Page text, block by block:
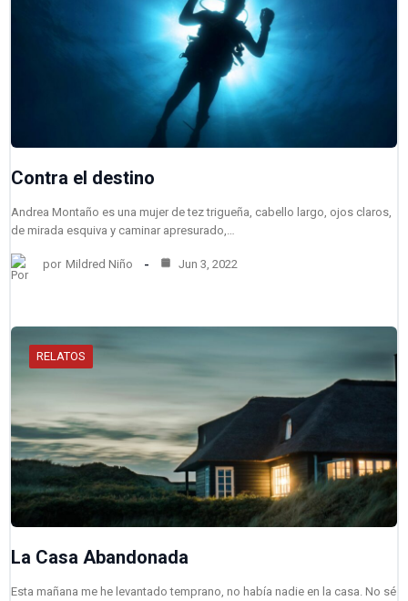
Contra el destino
Andrea Montaño es una mujer de tez trigueña, cabello largo, ojos claros,
de mirada esquiva y caminar apresurado,…
por Mildred Niño Jun 3, 2022
RELATOS
La Casa Abandonada
Esta mañana me he levantado temprano, no había nadie en la casa. No sé